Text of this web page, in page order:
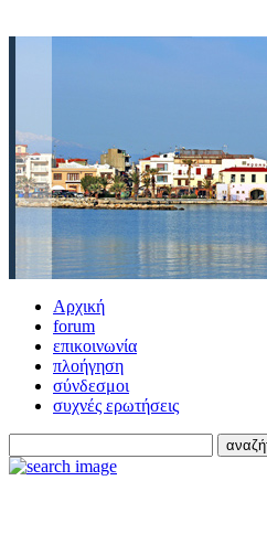
Αρχική
forum
επικοινωνία
πλοήγηση
σύνδεσμοι
συχνές ερωτήσεις